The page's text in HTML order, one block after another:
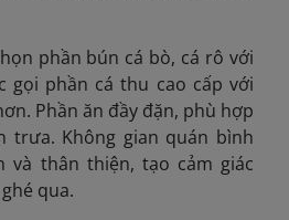
phần bún cá bò, cá rô với
gọi phần cá thu cao cấp với
Phần ăn đầy đặn, phù hợp
trưa. Không gian quán bình
và thân thiện, tạo cảm giác
qua.